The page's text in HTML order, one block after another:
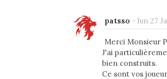
patsso - lun 27
Merci Monsieur
J'ai
bien construits.
Ce sont vos